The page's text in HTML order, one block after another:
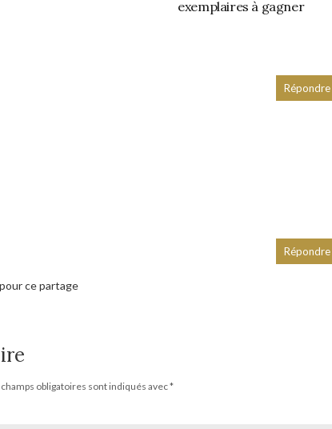
exemplaires à gagner
Répondre
ce partage
Répondre
obligatoires sont indiqués avec*